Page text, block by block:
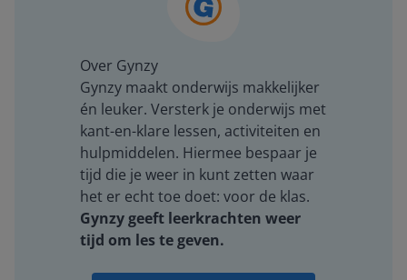
Over Gynzy
Gynzy maakt onderwijs makkelijker
én leuker. Versterk je onderwijs met
kant-en-klare lessen, activiteiten en
hulpmiddelen. Hiermee bespaar je
tijd die je weer in kunt zetten waar
het er echt toe doet: voor de klas.
Gynzy geeft leerkrachten weer
tijd om les te geven.